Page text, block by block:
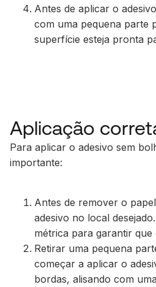
Antes de aplicar o
com uma pequena parte
superfície esteja pronta
Aplicação
Para aplicar o adesivo sem
importante:
Antes de remover o
adesivo no local
métrica para garantir que
Retirar uma pequena
começar a aplicar o
bordas, alisando com